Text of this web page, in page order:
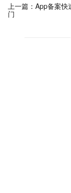
上一篇： App备案快
门